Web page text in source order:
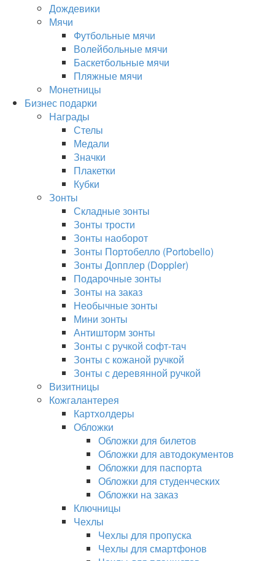
Дождевики
Мячи
Футбольные мячи
Волейбольные мячи
Баскетбольные мячи
Пляжные мячи
Монетницы
Бизнес подарки
Награды
Стелы
Медали
Значки
Плакетки
Кубки
Зонты
Складные зонты
Зонты трости
Зонты наоборот
Зонты Портобелло (Portobello)
Зонты Допплер (Doppler)
Подарочные зонты
Зонты на заказ
Необычные зонты
Мини зонты
Антишторм зонты
Зонты с ручкой софт-тач
Зонты с кожаной ручкой
Зонты с деревянной ручкой
Визитницы
Кожгалантерея
Картхолдеры
Обложки
Обложки для билетов
Обложки для автодокументов
Обложки для паспорта
Обложки для студенческих
Обложки на заказ
Ключницы
Чехлы
Чехлы для пропуска
Чехлы для смартфонов